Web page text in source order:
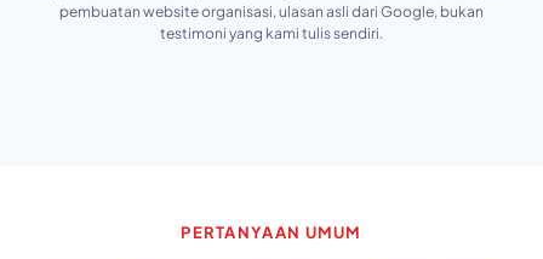
pembuatan website organisasi, ulasan asli dari Google, bukan
testimoni yang kami tulis sendiri.
PERTANYAAN UMUM